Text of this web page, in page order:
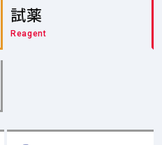
試薬
Reagent